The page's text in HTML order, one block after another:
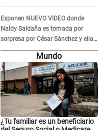
Exponen NUEVO VIDEO donde
Naldy Saldaña es tomada por
sorpresa por César Sánchez y ella
evidencia su REACCIÓN: Le agarró
Mundo
¿Tu familiar es un beneficiario